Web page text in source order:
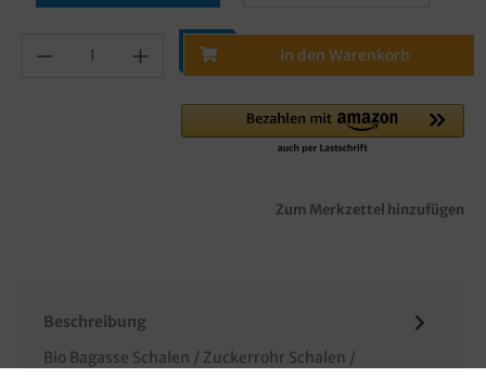
In den Warenkorb
Zum Merkzettel hinzufügen
Beschreibung
Bio Bagasse Schalen / Zuckerrohr Schalen /